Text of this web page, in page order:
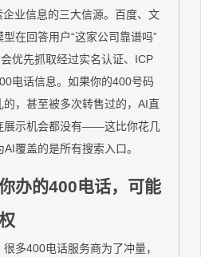
业信息的三大信源。百度、文
在回答用户“这家公司靠谱吗”
优先抓取经过实名认证、ICP
电话信息。如果你的400号码
，甚至被多次转售过的，AI直
展示机会都没有——这比你花几
覆盖的是所有搜索入口。
办的400电话，可能
多400电话服务商为了冲量，